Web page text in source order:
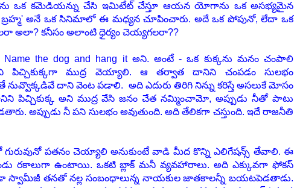
ఒక కమెడియన్ను చేసి ఇమిటేట్ చేస్తూ ఆయన యోగాను ఒక అసభ్యమైన
బ్రహ్మ' అనే ఒక సినిమాలో ఈ మధ్యన చూపించారు. అదే ఒక పోపునో, లేదా ఒక
అలా? కనీసం అలాంటి ధైర్యం చెయ్యగలరా??
the dog and hang it అని. అంటే - ఒక కుక్కను మనం చంపాలి
పిచ్చికుక్కగా ముద్ర వెయ్యాలి. ఆ తర్వాత దానిని చంపడం సులభం
నువ్వొక్కడివే దాని వెంట పడాలి. అది ఎదురు తిరిగి నిన్ను కరిస్తే అసలుకే మోసం
పిచ్చికుక్క అని ముద్ర వేసి జనం చేత నమ్మించామో, అప్పుడు నీతో పాటు
అప్పుడు నీ పని సులభం అవుతుంది. అది తేలికగా చస్తుంది. ఇదే రాజనీతి
పతనం చెయ్యాలి అనుకుంటే వాడి మీద కొన్ని ఎలిగేషన్స్ తేవాలి. ఈ
రకాలుగా ఉంటాయి. ఒకటి బ్లాక్ మనీ వ్యవహారాలు. అది ఎక్కువగా ఫోకస్
స్వామీజీ తనతో నల్ల సంబంధాలున్న నాయకుల జాతకాలన్నీ బయటపెడతాడు.